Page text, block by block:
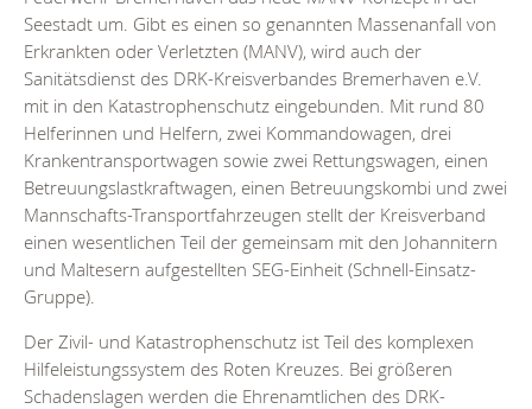
Seestadt um. Gibt es einen so genannten Massenanfall von
Erkrankten oder Verletzten (MANV), wird auch der
Sanitätsdienst des DRK-Kreisverbandes Bremerhaven e.V.
mit in den Katastrophenschutz eingebunden. Mit rund 80
Helferinnen und Helfern, zwei Kommandowagen, drei
Krankentransportwagen sowie zwei Rettungswagen, einen
Betreuungslastkraftwagen, einen Betreuungskombi und zwei
Mannschafts-Transportfahrzeugen stellt der Kreisverband
einen wesentlichen Teil der gemeinsam mit den Johannitern
und Maltesern aufgestellten SEG-Einheit (Schnell-Einsatz-
Gruppe).
Der Zivil- und Katastrophenschutz ist Teil des komplexen
Hilfeleistungssystem des Roten Kreuzes. Bei größeren
Schadenslagen werden die Ehrenamtlichen des DRK-